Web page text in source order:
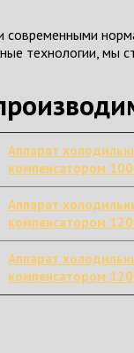
технологии, мы
Аппарат
компенсатором
Аппарат
компенсатором
Аппарат
компенсатором